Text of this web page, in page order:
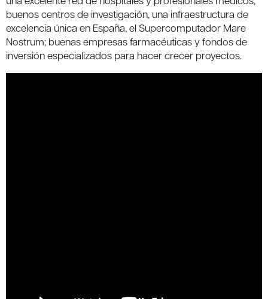
buenos centros de investigación, una infraestructura de
excelencia única en España, el Supercomputador Mare
Nostrum; buenas empresas farmacéuticas y fondos de
inversión especializados para hacer crecer proyectos.